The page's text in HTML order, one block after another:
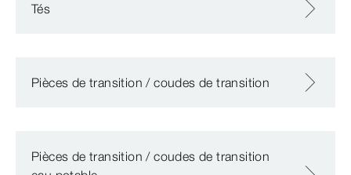
Tés
Pièces de transition / coudes de transition
Pièces de transition / coudes de transition